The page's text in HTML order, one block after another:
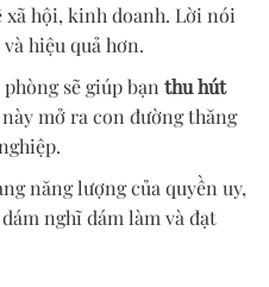
hội, kinh doanh. Lời nói
hiệu quả hơn.
sẽ giúp bạn thu hút
mở ra con đường thăng
năng lượng của quyền uy,
nghĩ dám làm và đạt